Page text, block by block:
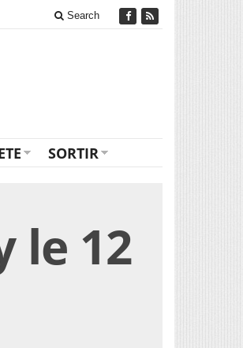
Search
SORTIR
le 12